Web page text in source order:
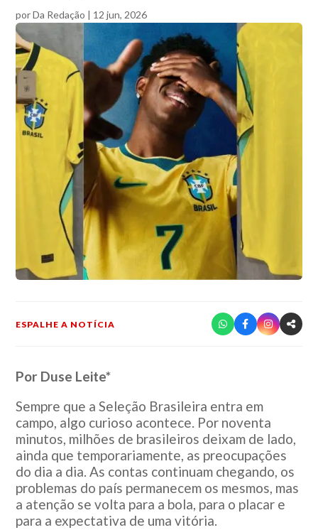
porDa Redação | 12 jun, 2026
ESPALHE A NOTÍCIA
Por Duse Leite*
Sempre que a Seleção Brasileira entra em
campo, algo curioso acontece. Por noventa
minutos, milhões de brasileiros deixam de lado,
ainda que temporariamente, as preocupações
do dia a dia. As contas continuam chegando, os
problemas do país permanecem os mesmos, mas
a atenção se volta para a bola, para o placar e
para a expectativa de uma vitória.